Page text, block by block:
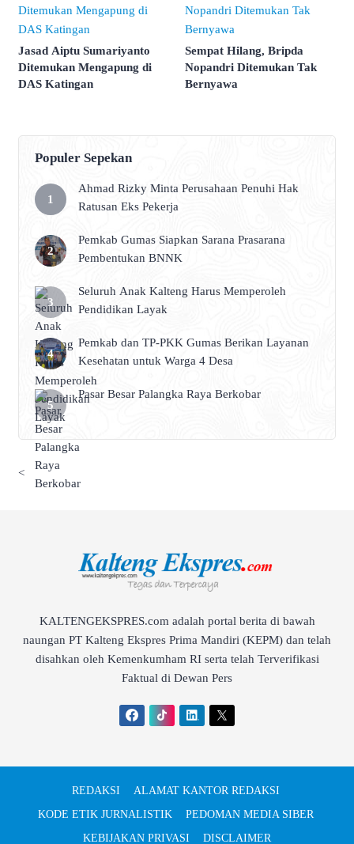
Jasad Aiptu Sumariyanto
Ditemukan Mengapung di
DAS Katingan
Sempat Hilang, Bripda
Nopandri Ditemukan Tak
Bernyawa
Populer Sepekan
Ahmad Rizky Minta Perusahaan Penuhi Hak
Ratusan Eks Pekerja
Pemkab Gumas Siapkan Sarana Prasarana
Pembentukan BNNK
Seluruh Anak Kalteng Harus Memperoleh
Pendidikan Layak
Pemkab dan TP-PKK Gumas Berikan Layanan
Kesehatan untuk Warga 4 Desa
Pasar Besar Palangka Raya Berkobar
<
KALTENGEKSPRES.com adalah portal berita di bawah
naungan PT Kalteng Ekspres Prima Mandiri (KEPM) dan telah
disahkan oleh Kemenkumham RI serta telah Terverifikasi
Faktual di Dewan Pers
REDAKSI
ALAMAT KANTOR REDAKSI
KODE ETIK JURNALISTIK
PEDOMAN MEDIA SIBER
KEBIJAKAN PRIVASI
DISCLAIMER